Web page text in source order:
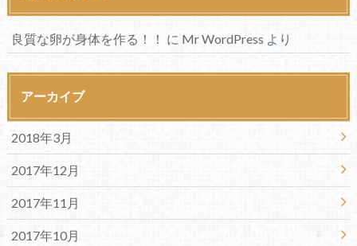
良質な卵が身体を作る！！ に Mr WordPress より
アーカイブ
2018年3月
2017年12月
2017年11月
2017年10月